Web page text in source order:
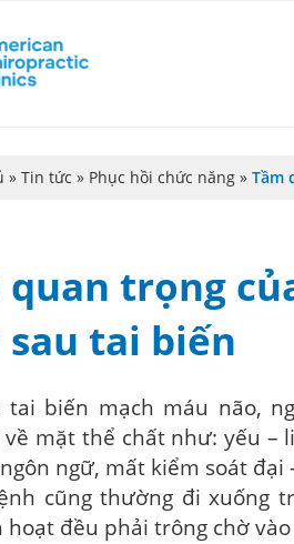
» Tin tức » Phục hồi chức năng » Tầm
quan trọng
sau tai biến
tai biến mạch máu não,
về mặt thể chất như: yếu –
ngữ, mất kiểm soát
cũng thường đi xuống
hoạt đều phải trông chờ